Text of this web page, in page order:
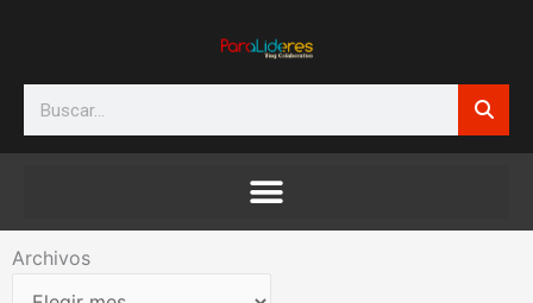
Search
Archivos
Archivos